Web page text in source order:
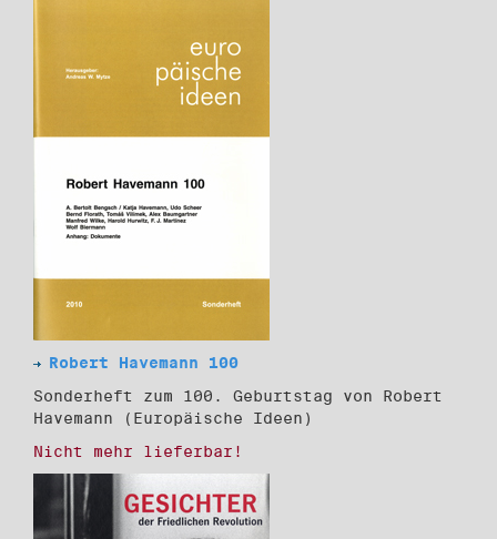
Robert Havemann 100
Sonderheft zum 100. Geburtstag von Robert
Havemann (Europäische Ideen)
Nicht mehr lieferbar!